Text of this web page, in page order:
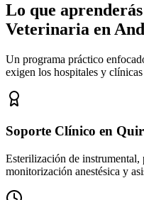
Lo que
Veterinaria en
Un programa práctico
exigen los hospitales y
Soporte Clínico en
Esterilización de instrumental,
monitorización anestésica y